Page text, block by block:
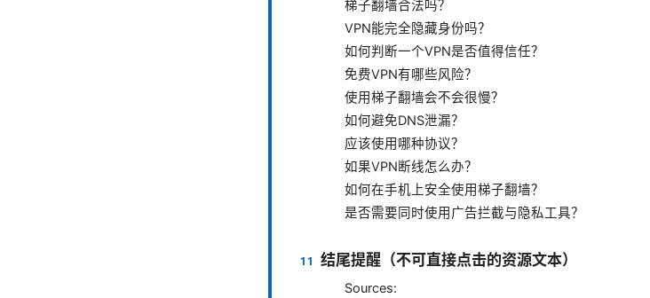
梯子翻墙合法吗？
VPN能完全隐藏身份吗？
如何判断一个VPN是否值得信任？
免费VPN有哪些风险？
使用梯子翻墙会不会很慢？
如何避免DNS泄漏？
应该使用哪种协议？
如果VPN断线怎么办？
如何在手机上安全使用梯子翻墙？
是否需要同时使用广告拦截与隐私工具？
结尾提醒（不可直接点击的资源文本）
Sources: